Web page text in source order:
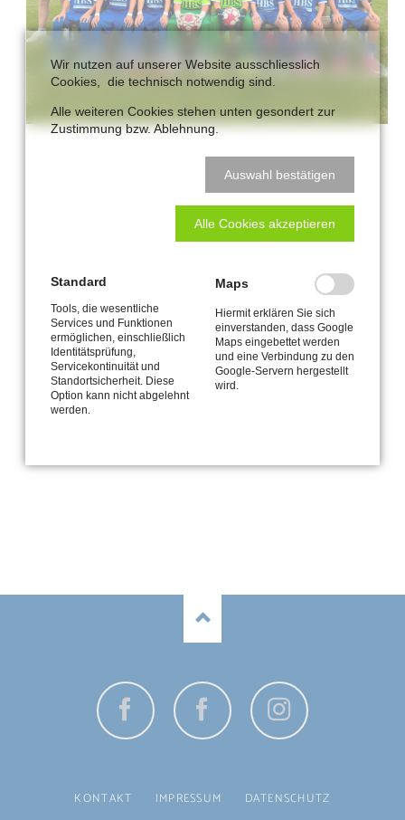
NAVIGATION
KONTAKT IMPRESSUM DATENSCHUTZ
Wir nutzen auf unserer Website ausschliesslich
Cookies, die technisch notwendig sind.
Alle weiteren Cookies stehen unten gesondert zur
Zustimmung bzw. Ablehnung.
Auswahl bestätigen
Alle Cookies akzeptieren
Standard
Tools, die wesentliche
Services und Funktionen
ermöglichen, einschließlich
Identitätsprüfung,
Servicekontinuität und
Standortsicherheit. Diese
Option kann nicht abgelehnt
werden.
Maps
Hiermit erklären Sie sich
einverstanden, dass Google
Maps eingebettet werden
und eine Verbindung zu den
Google-Servern hergestellt
wird.